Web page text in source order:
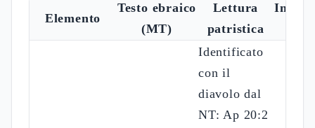
Elemento
Testo ebraico
(MT)
Lettura
patristica
Identificato
con il
diavolo dal
NT: Ap 20:2